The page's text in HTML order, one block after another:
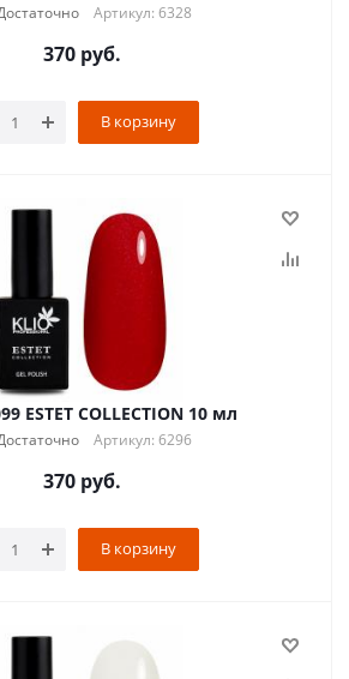
Артикул: 6328
370руб.
В корзину
ESTET COLLECTION 10 мл
Артикул: 6296
370руб.
В корзину